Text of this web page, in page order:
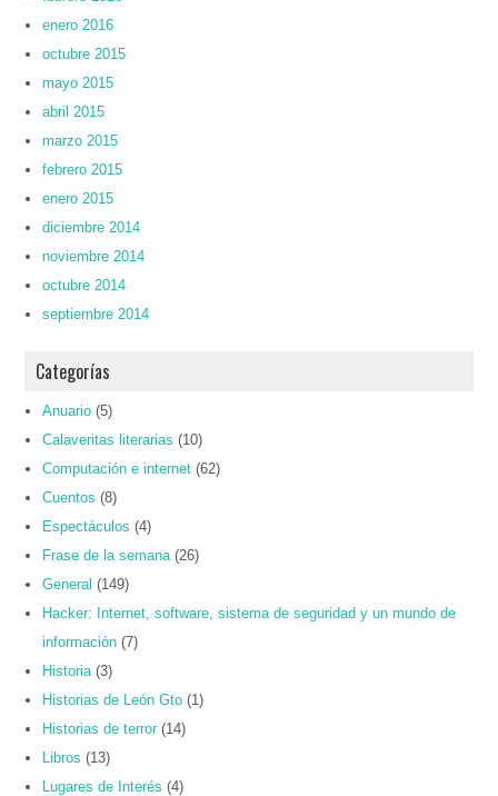
enero 2016
octubre 2015
mayo 2015
abril 2015
marzo 2015
febrero 2015
enero 2015
diciembre 2014
noviembre 2014
octubre 2014
septiembre 2014
Categorías
Anuario (5)
Calaveritas literarias (10)
Computación e internet (62)
Cuentos (8)
Espectáculos (4)
Frase de la semana (26)
General (149)
Hacker: Internet, software, sistema de seguridad y un mundo de
información (7)
Historia (3)
Historias de León Gto (1)
Historias de terror (14)
Libros (13)
Lugares de Interés (4)